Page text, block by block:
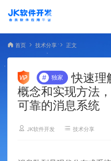
首页 技术分享 正文
# 独家
快速理
概念和实现方法
可靠的消息系统
JK软件开发 技术分享